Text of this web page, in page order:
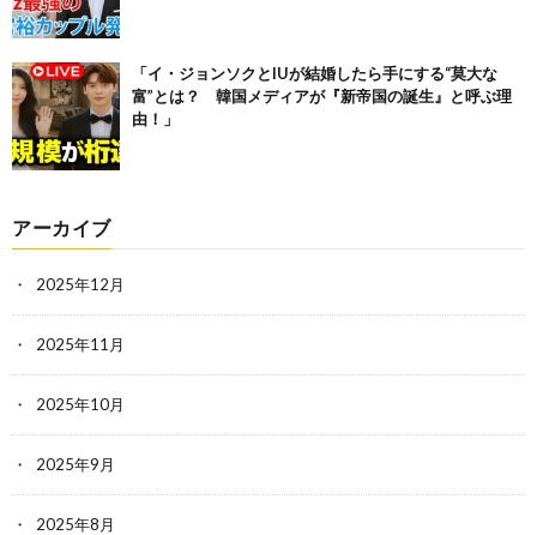
「イ・ジョンソクとIUが結婚したら手にする“莫大な
富”とは？ 韓国メディアが『新帝国の誕生』と呼ぶ理
由！」
アーカイブ
2025年12月
2025年11月
2025年10月
2025年9月
2025年8月